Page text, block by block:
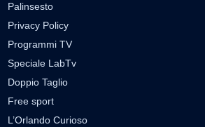
Palinsesto
Privacy Policy
Programmi TV
Speciale LabTv
Doppio Taglio
Free sport
L’Orlando Curioso